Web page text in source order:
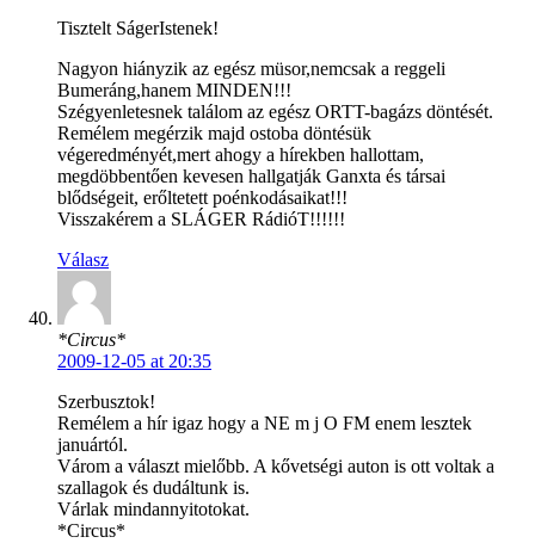
Tisztelt SágerIstenek!
Nagyon hiányzik az egész müsor,nemcsak a reggeli
Bumeráng,hanem MINDEN!!!
Szégyenletesnek találom az egész ORTT-bagázs döntését.
Remélem megérzik majd ostoba döntésük
végeredményét,mert ahogy a hírekben hallottam,
megdöbbentően kevesen hallgatják Ganxta és társai
blődségeit, erőltetett poénkodásaikat!!!
Visszakérem a SLÁGER RádióT!!!!!!
Válasz
*Circus*
2009-12-05 at 20:35
Szerbusztok!
Remélem a hír igaz hogy a NE m j O FM enem lesztek
januártól.
Várom a választ mielőbb. A kővetségi auton is ott voltak a
szallagok és dudáltunk is.
Várlak mindannyitotokat.
*Circus*